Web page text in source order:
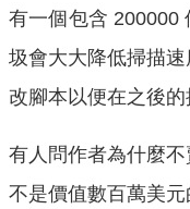
有一個包含 200000
圾會大大降低掃描
改腳本以便在之後
有人問作者為什麼
不是價值數百萬美